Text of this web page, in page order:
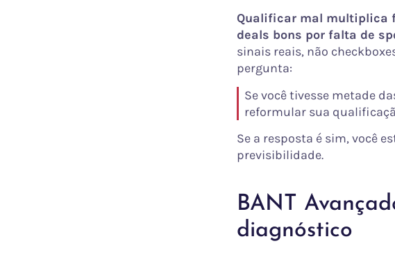
Qualificar mal multiplica
deals bons por falta de
sinais reais, não
pergunta:
Se você tivesse metade
reformular sua
Se a resposta é sim, você
previsibilidade.
BANT
diagnóstico